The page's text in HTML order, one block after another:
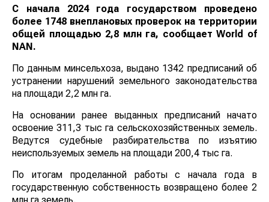
С начала 2024 года государством проведено
более 1748 внеплановых проверок на территории
общей площадью 2,8 млн га, сообщаетWorld of
NAN .
По данным минсельхоза, выдано 1342 предписаний об
устранении нарушений земельного законодательства
на площади 2,2 млн га.
На основании ранее выданных предписаний начато
освоение 311,3 тыс га сельскохозяйственных земель.
Ведутся судебные разбирательства по изъятию
неиспользуемых земель на площади 200,4 тыс га.
По итогам проделанной работы с начала года в
государственную собственность возвращено более 2